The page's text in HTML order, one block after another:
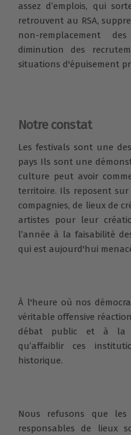
assez d’emplois, qui
retrouvent au RSA,
non-remplacement
diminution des
situations d'épuisement
Notre constat
Les festivals sont une
pays Ils sont une
culture peut avoir
territoire. Ils reposent
compagnies, de lieux de
artistes pour leur
l’année à la faisabilité
qui est aujourd'hui
À l'heure où nos
véritable offensive
débat public et à la
qu’affaiblir ces
historique.
Nous refusons que
responsables de lieux